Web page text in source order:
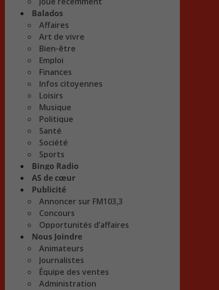
Balados
Affaires
Art de vivre
Bien-être
Emploi
Finances
Infos citoyennes
Loisirs
Musique
Politique
Santé
Société
Sports
Bingo Radio
AS de cœur
Publicité
Annoncer sur FM103,3
Concours
Opportunités d’affaires
Nous Joindre
Animateurs
Journalistes
Équipe des ventes
Administration